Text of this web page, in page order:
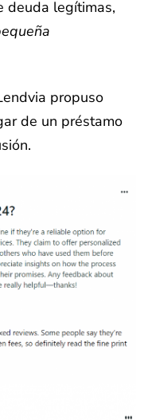
deuda legítimas,
propuso
de un préstamo